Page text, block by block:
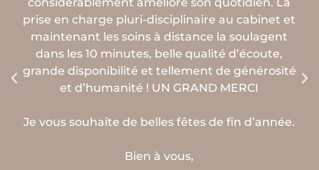
considérablement amélioré son quotidien. La
prise en charge pluri-disciplinaire au cabinet et
maintenant les soins à distance la soulagent
dans les 10 minutes, belle qualité d’écoute,
grande disponibilité et tellement de générosité
et d’humanité ! UN GRAND MERCI
Je vous souhaite de belles fêtes de fin d’année.
Bien à vous,